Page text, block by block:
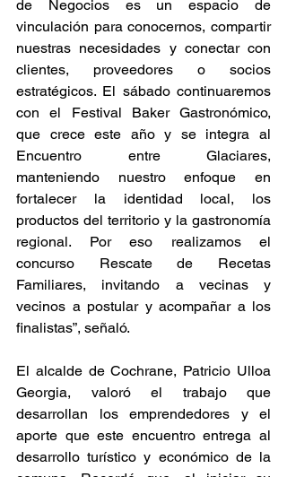
de Negocios es un espacio de
vinculación para conocernos, compartir
nuestras necesidades y conectar con
clientes, proveedores o socios
estratégicos. El sábado continuaremos
con el Festival Baker Gastronómico,
que crece este año y se integra al
Encuentro entre Glaciares,
manteniendo nuestro enfoque en
fortalecer la identidad local, los
productos del territorio y la gastronomía
regional. Por eso realizamos el
concurso Rescate de Recetas
Familiares, invitando a vecinas y
vecinos a postular y acompañar a los
finalistas”, señaló.
El alcalde de Cochrane, Patricio Ulloa
Georgia, valoró el trabajo que
desarrollan los emprendedores y el
aporte que este encuentro entrega al
desarrollo turístico y económico de la